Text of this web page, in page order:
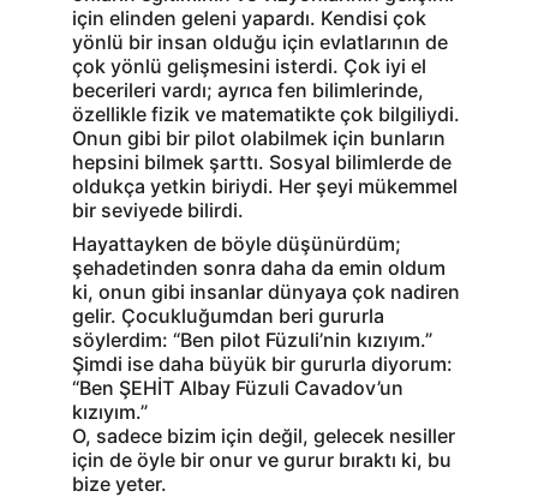
için elinden geleni yapardı. Kendisi çok
yönlü bir insan olduğu için evlatlarının de
çok yönlü gelişmesini isterdi. Çok iyi el
becerileri vardı; ayrıca fen bilimlerinde,
özellikle fizik ve matematikte çok bilgiliydi.
Onun gibi bir pilot olabilmek için bunların
hepsini bilmek şarttı. Sosyal bilimlerde de
oldukça yetkin biriydi. Her şeyi mükemmel
bir seviyede bilirdi.
Hayattayken de böyle düşünürdüm;
şehadetinden sonra daha da emin oldum
ki, onun gibi insanlar dünyaya çok nadiren
gelir. Çocukluğumdan beri gururla
söylerdim: “Ben pilot Füzuli’nin kızıyım.”
Şimdi ise daha büyük bir gururla diyorum:
“Ben ŞEHİT Albay Füzuli Cavadov’un
kızıyım.”
O, sadece bizim için değil, gelecek nesiller
için de öyle bir onur ve gurur bıraktı ki, bu
bize yeter.